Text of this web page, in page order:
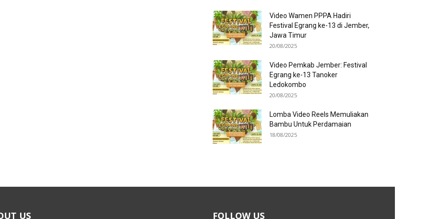
Video Wamen PPPA Hadiri
Festival Egrang ke-13 di Jember,
Jawa Timur
20/08/2025
Video Pemkab Jember: Festival
Egrang ke-13 Tanoker
Ledokombo
20/08/2025
Lomba Video Reels Memuliakan
Bambu Untuk Perdamaian
18/08/2025
US FOLLOW US